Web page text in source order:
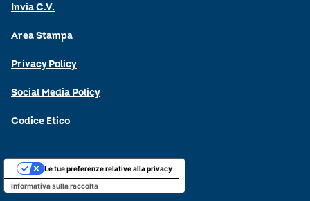
Invia C.V.
Area Stampa
Privacy Policy
Social Media Policy
Codice Etico
Informativa sulla raccolta
Le tue preferenze relative alla privacy